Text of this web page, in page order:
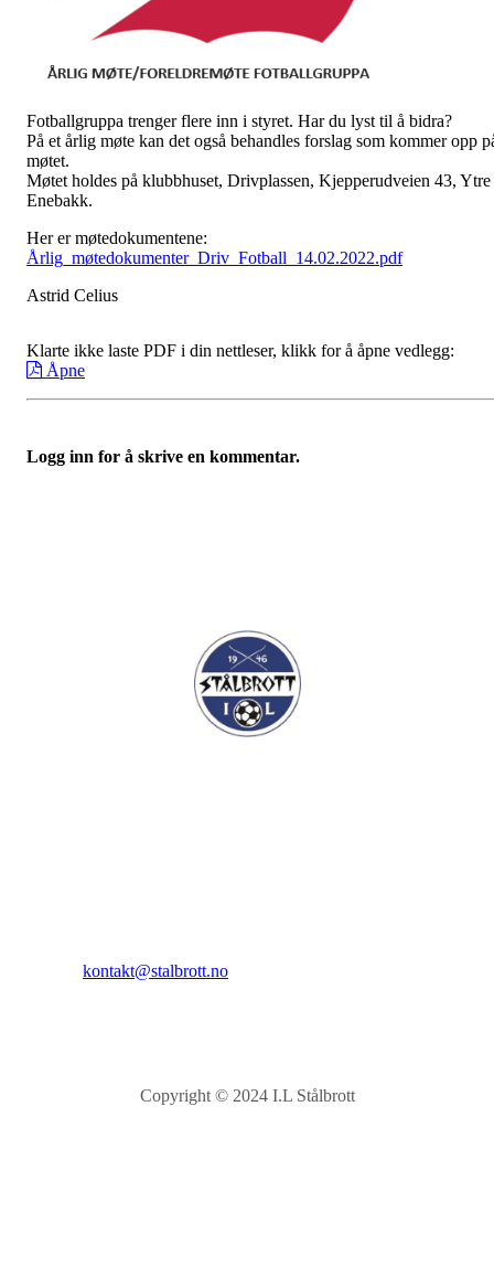
Fotballgruppa trenger flere inn i styret. Har du lyst til å bidra?
På et årlig møte kan det også behandles forslag som kommer opp
møtet.
Møtet holdes på klubbhuset, Drivplassen, Kjepperudveien 43, Ytre
Enebakk.
Her er møtedokumentene:
Årlig_møtedokumenter_Driv_Fotball_14.02.2022.pdf
Astrid Celius
Klarte ikke laste PDF i din nettleser, klikk for å åpne vedlegg:
Åpne
Logg inn for å skrive en kommentar.
kontakt@stalbrott.no
Copyright © 2024 I.L Stålbrott